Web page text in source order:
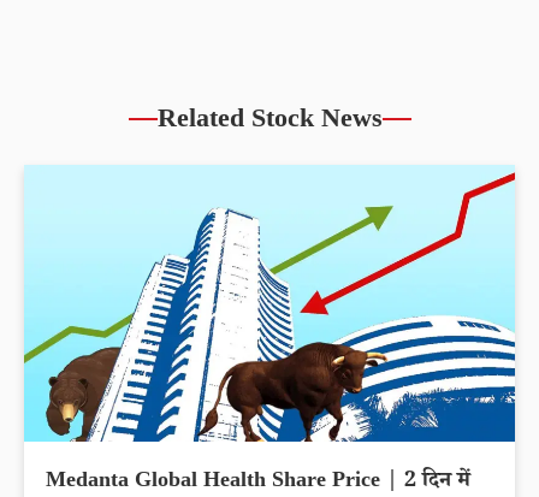
Related Stock News
Medanta Global Health Share Price | 2 दिन में